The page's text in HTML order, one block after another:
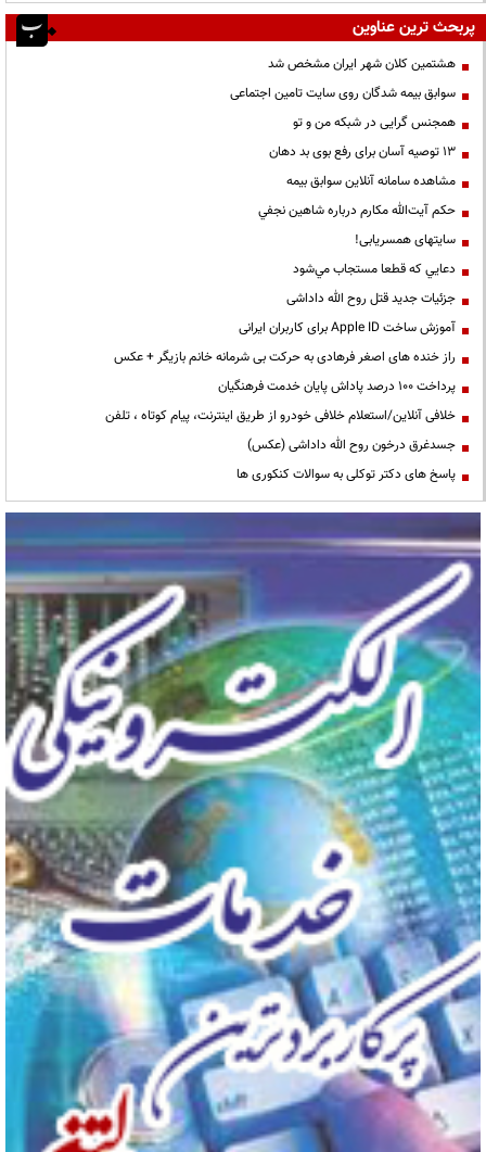
پربحث ترین عناوین
هشتمین کلان شهر ایران مشخص شد
سوابق بیمه شدگان روی سایت تامین اجتماعی
همجنس گرایی در شبکه من و تو
13 توصیه آسان برای رفع بوی بد دهان
مشاهده سامانه آنلاين سوابق بیمه
حكم آيت‌الله مكارم درباره شاهين نجفي
سایتهای همسریابی!
دعايي كه قطعا مستجاب مي‌شود
جزئیات جدید قتل روح الله داداشی
آموزش ساخت Apple ID برای کاربران ایرانی
راز خنده های اصغر فرهادی به حرکت بی شرمانه خانم بازیگر + عکس
پرداخت ۱۰۰ درصد پاداش پایان خدمت فرهنگیان
خلافی آنلاین/استعلام خلافی خودرو از طریق اینترنت، پیام کوتاه ، تلفن
جسدغرق درخون روح الله داداشی (عکس)
پاسخ های دکتر توکلی به سوالات کنکوری ها